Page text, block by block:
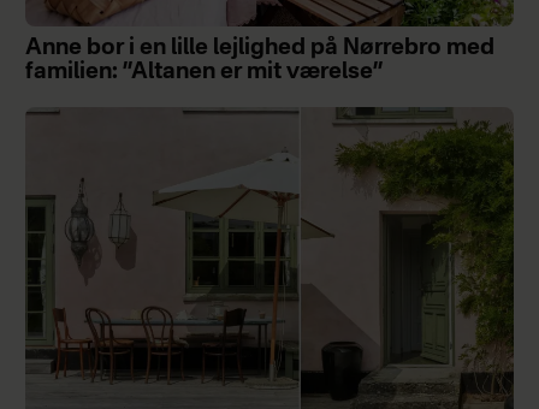
Anne bor i en lille lejlighed på Nørrebro med
familien: ”Altanen er mit værelse”